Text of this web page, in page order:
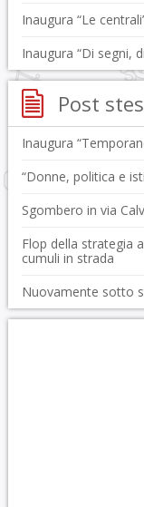
Inaugura “Le
Inaugura “Di segni,
Post
Inaugura
“Donne, politica e
Sgombero in via
Flop della strategia
cumuli in strada
Nuovamente sotto